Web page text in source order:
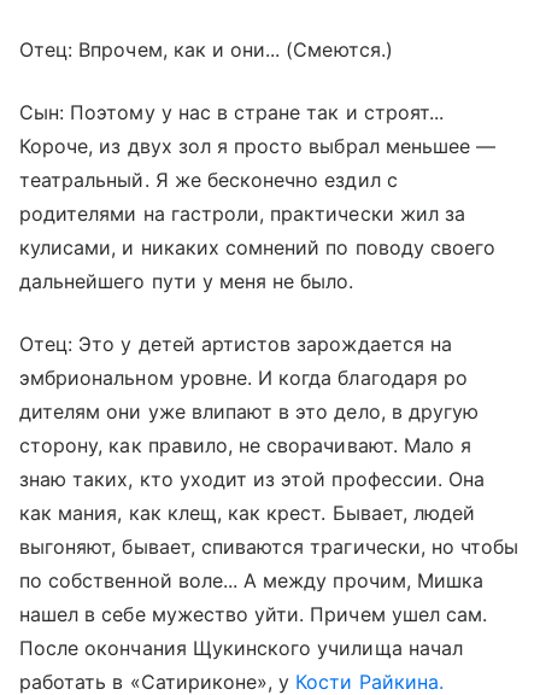
Отец: Впрочем, как и они... (Смеются.)
Сын: Поэтому у нас в стране так и строят...
Короче, из двух зол я просто выбрал меньшее —
театральный. Я же бесконечно ездил с
родителями на гастроли, практически жил за
кулисами, и никаких сомнений по поводу своего
дальнейшего пути у меня не было.
Отец: Это у детей артистов зарождается на
эмбриональном уровне. И когда благодаря ро
дителям они уже влипают в это дело, в другую
сторону, как правило, не сворачивают. Мало я
знаю таких, кто уходит из этой профессии. Она
как мания, как клещ, как крест. Бывает, людей
выгоняют, бывает, спиваются трагически, но чтобы
по собственной воле... А между прочим, Мишка
нашел в себе мужество уйти. Причем ушел сам.
После окончания Щукинского училища начал
работать в «Сатириконе», у Кости Райкина.